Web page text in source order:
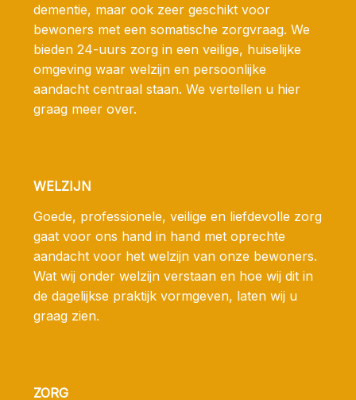
dementie, maar ook zeer geschikt voor
bewoners met een somatische zorgvraag. We
bieden 24-uurs zorg in een veilige, huiselijke
omgeving waar welzijn en persoonlijke
aandacht centraal staan. We vertellen u hier
graag meer over.
WELZIJN
Goede, professionele, veilige en liefdevolle zorg
gaat voor ons hand in hand met oprechte
aandacht voor het welzijn van onze bewoners.
Wat wij onder welzijn verstaan en hoe wij dit in
de dagelijkse praktijk vormgeven, laten wij u
graag zien.
ZORG